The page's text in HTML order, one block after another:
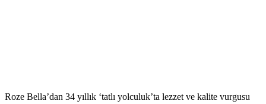
Roze Bella’dan 34 yıllık ‘tatlı yolculuk’ta lezzet ve kalite vurgusu